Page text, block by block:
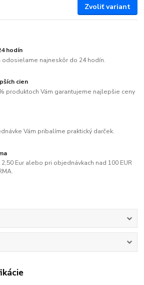
Zvoliť variant
hodín
odosielame najneskôr do 24 hodín.
cien
produktoch Vám garantujeme najlepšie ceny
Vám pribalíme praktický darček.
Eur alebo pri objednávkach nad 100 EUR